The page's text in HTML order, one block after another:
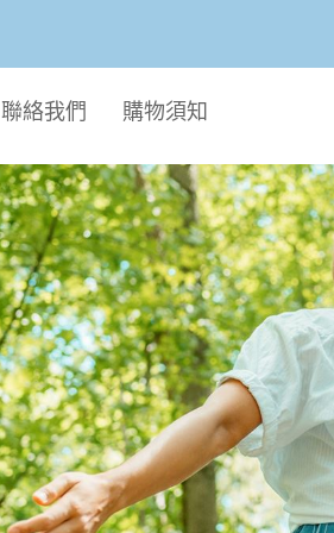
個人生活
廚衛用品
毛孩專區
聯絡我們 購物須知